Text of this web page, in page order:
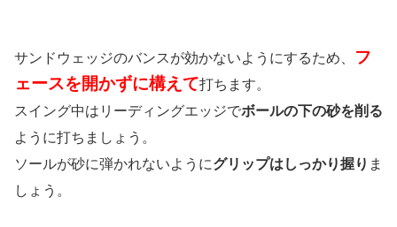
サンドウェッジのバンスが効かないようにするため、 フ
ェースを開かずに構えて打ちます。
スイング中はリーディングエッジでボールの下の砂を削る
ように打ちましょう。
ソールが砂に弾かれないようにグリップはしっかり握り ま
しょう。